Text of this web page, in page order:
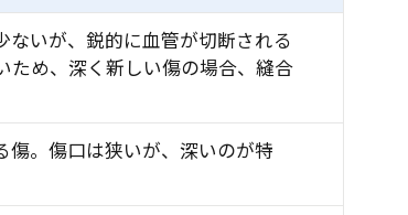
いが、鋭的に血管が切断される
ため、深く新しい傷の場合、縫合
傷。傷口は狭いが、深いのが特